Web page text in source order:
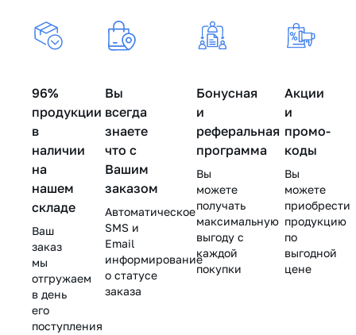
Genosys
(Генозис) -
100 г (60
Eyes, BeASKO
96%
продукции
в
наличии
на
нашем
складе
Ваш
заказ
мы
отгружаем
в день
его
поступления
Вы
всегда
знаете
что с
Вашим
заказом
Автоматическое
SMS и
Email
информирование
о статусе
заказа
Бонусная
и
реферальная
программа
Вы
можете
получать
максимальную
выгоду с
каждой
покупки
Акции
и
промо-
коды
Вы
можете
приобрести
продукцию
по
выгодной
цене